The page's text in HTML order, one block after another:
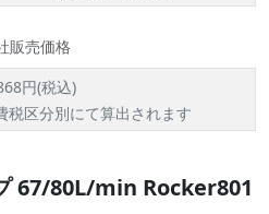
販売価格
円(税込)
区分別にて算出されます
67/80L/min Rocker801